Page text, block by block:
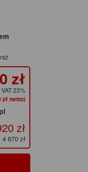
zł
VAT 23%
zł netto)
zł
4 670 zł